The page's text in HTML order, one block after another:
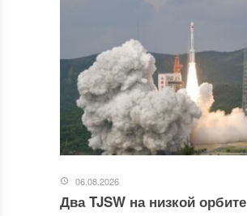
06.08.2026
Два TJSW на низкой орбите